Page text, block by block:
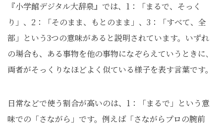
『小学館デジタル大辞泉』では、1：「まるで、そっく
り」、2：「そのまま、もとのまま」、3：「すべて、全
部」という3つの意味があると説明されています。いずれ
の場合も、ある事物を他の事物になぞらえていうときに､
両者がそっくりなほどよく似ている様子を表す言葉です。
日常などで使う割合が高いのは、1：「まるで」という意
味での「さながら」です。例えば「さながらプロの腕前